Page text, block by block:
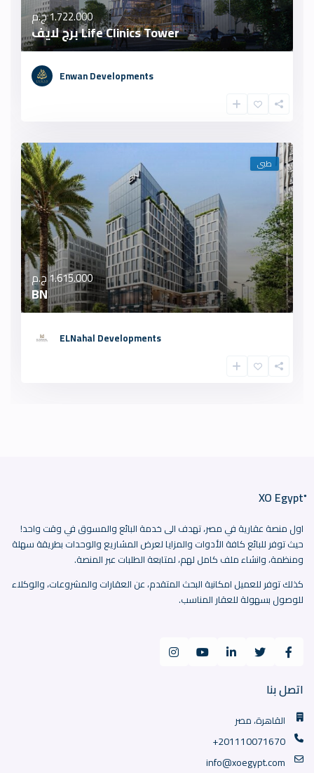
1.722.000 ج.م
Life Clinics Tower برج لايف
Enwan Developments
طبى
1.615.000 ج.م
BN
ELNahal Developments
اول منصة عقارية في مصر، تهدف الى خدمة البائع والمسوق في وقت واحد!
حيث توفر للبائع كافة الأدوات والمزايا لعرض المشاريع والوحدات بطريقة سهلة
ومنظمة، وانشاء ملف كامل لهم، لمتابعة الطلبات عبر المنصة.
كذلك توفر للعميل امكانية البحث المتقدم، عن العقارات والمشروعات، والوكلاء
للوصول بسهولة للعقار المناسب.
اتصل بنا
القاهرة، مصر
+201110071670
info@xoegypt.com